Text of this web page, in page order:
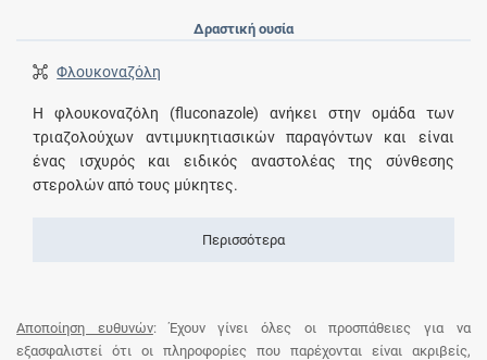
Δραστική ουσία
Φλουκοναζόλη
Η φλουκοναζόλη (fluconazole) ανήκει στην ομάδα των
τριαζολούχων αντιμυκητιασικών παραγόντων και είναι
ένας ισχυρός και ειδικός αναστολέας της σύνθεσης
στερολών από τους μύκητες.
Περισσότερα
Αποποίηση ευθυνών: Έχουν γίνει όλες οι προσπάθειες για να
εξασφαλιστεί ότι οι πληροφορίες που παρέχονται είναι ακριβείς,